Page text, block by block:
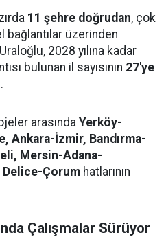
11 şehre doğrudan, çok
bağlantılar üzerinden
2028 yılına kadar
bulunan il sayısının 27'ye
arasında Yerköy-
Ankara-İzmir, Bandırma-
Mersin-Adana-
Delice-Çorum hatlarının
Çalışmalar Sürüyor